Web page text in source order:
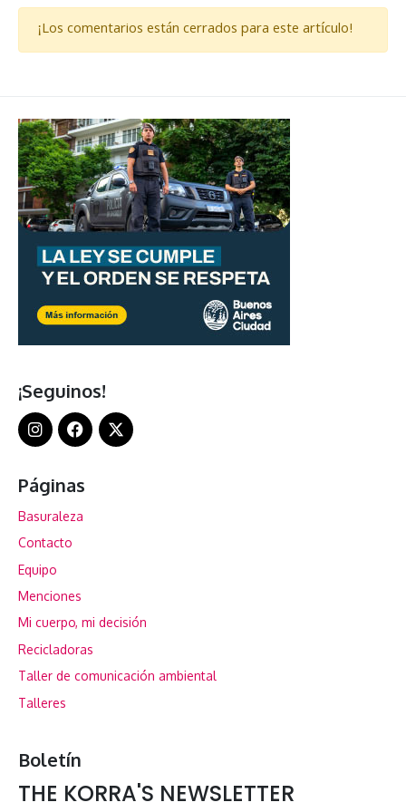
¡Los comentarios están cerrados para este artículo!
¡Seguinos!
Páginas
Basuraleza
Contacto
Equipo
Menciones
Mi cuerpo, mi decisión
Recicladoras
Taller de comunicación ambiental
Talleres
Boletín
THE KORRA'S NEWSLETTER